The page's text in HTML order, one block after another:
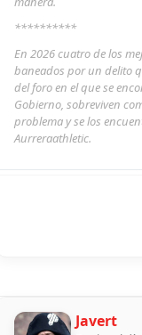
**********
En 2026 cuatro de los
baneados por un delito
del foro en el que se
Gobierno, sobreviven
problema y se los
Aurreraathletic.
Javert